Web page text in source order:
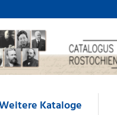
Kataloge